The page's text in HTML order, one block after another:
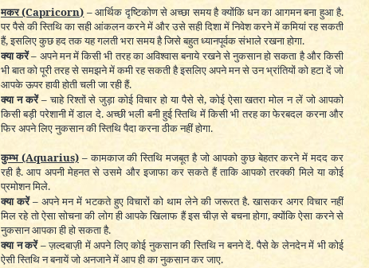
मकर(Capricorn) –आर्थिक दृष्टिकोण से अच्छा समय है क्योंकि धन का आगमन बना हुआ है.
पर पैसे की स्तिथि का सही आंकलन करने में और उसे सही दिशा में निवेश करने में कमियां रह सकती
हैं, इसलिए कुछ हद तक यह गलती भरा समय है जिसे बहुत ध्यानपूर्वक संभाले रखना होगा.
क्या करें – अपने मन में किसी भी तरह का अविश्वास बनाये रखने से नुकसान हो सकता है और किसी
भी बात को पूरी तरह से समझने में कमी रह सकती है इसलिए अपने मन से उन भ्रांतियों को हटा दें जो
आपके ऊपर हावी होती चली जा रही हैं.
क्या न करें –चाहे रिश्तों से जुड़ा कोई विचार हो या पैसे से, कोई ऐसा खतरा मोल न लें जो आपको
किसी बड़ी परेशानी में डाल दे. अच्छी भली बनी हुई स्तिथि में किसी भी तरह का फेरबदल करना और
फिर अपने लिए नुकसान की स्तिथि पैदा करना ठीक नहीं होगा.
कुम्भ(Aquarius)– कामकाज की स्तिथि मजबूत है जो आपको कुछ बेहतर करने में मदद कर
रही है. आप अपनी मेहनत से उसमे और इजाफा कर सकते हैं ताकि आपको तरक्की मिले या कोई
प्रमोशन मिले.
क्या करें – अपने मन में भटकते हुए विचारों को थाम लेने की जरूरत है. खासकर अगर विचार नहीं
मिल रहे तो ऐसा सोचना की लोग ही आपके खिलाफ हैं इस चीज़ से बचना होगा, क्योंकि ऐसा करने से
नुकसान आपका ही हो सकता है.
क्या न करें –ज़ल्दबाज़ी में अपने लिए कोई नुकसान की स्तिथि न बनने दें. पैसे के लेनदेन में भी कोई
ऐसी स्तिथि न बनायें जो अनजाने में आप ही का नुकसान कर जाए.